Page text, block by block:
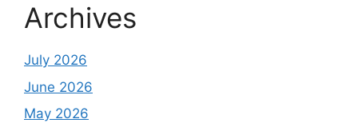
Archives
July 2026
June 2026
May 2026